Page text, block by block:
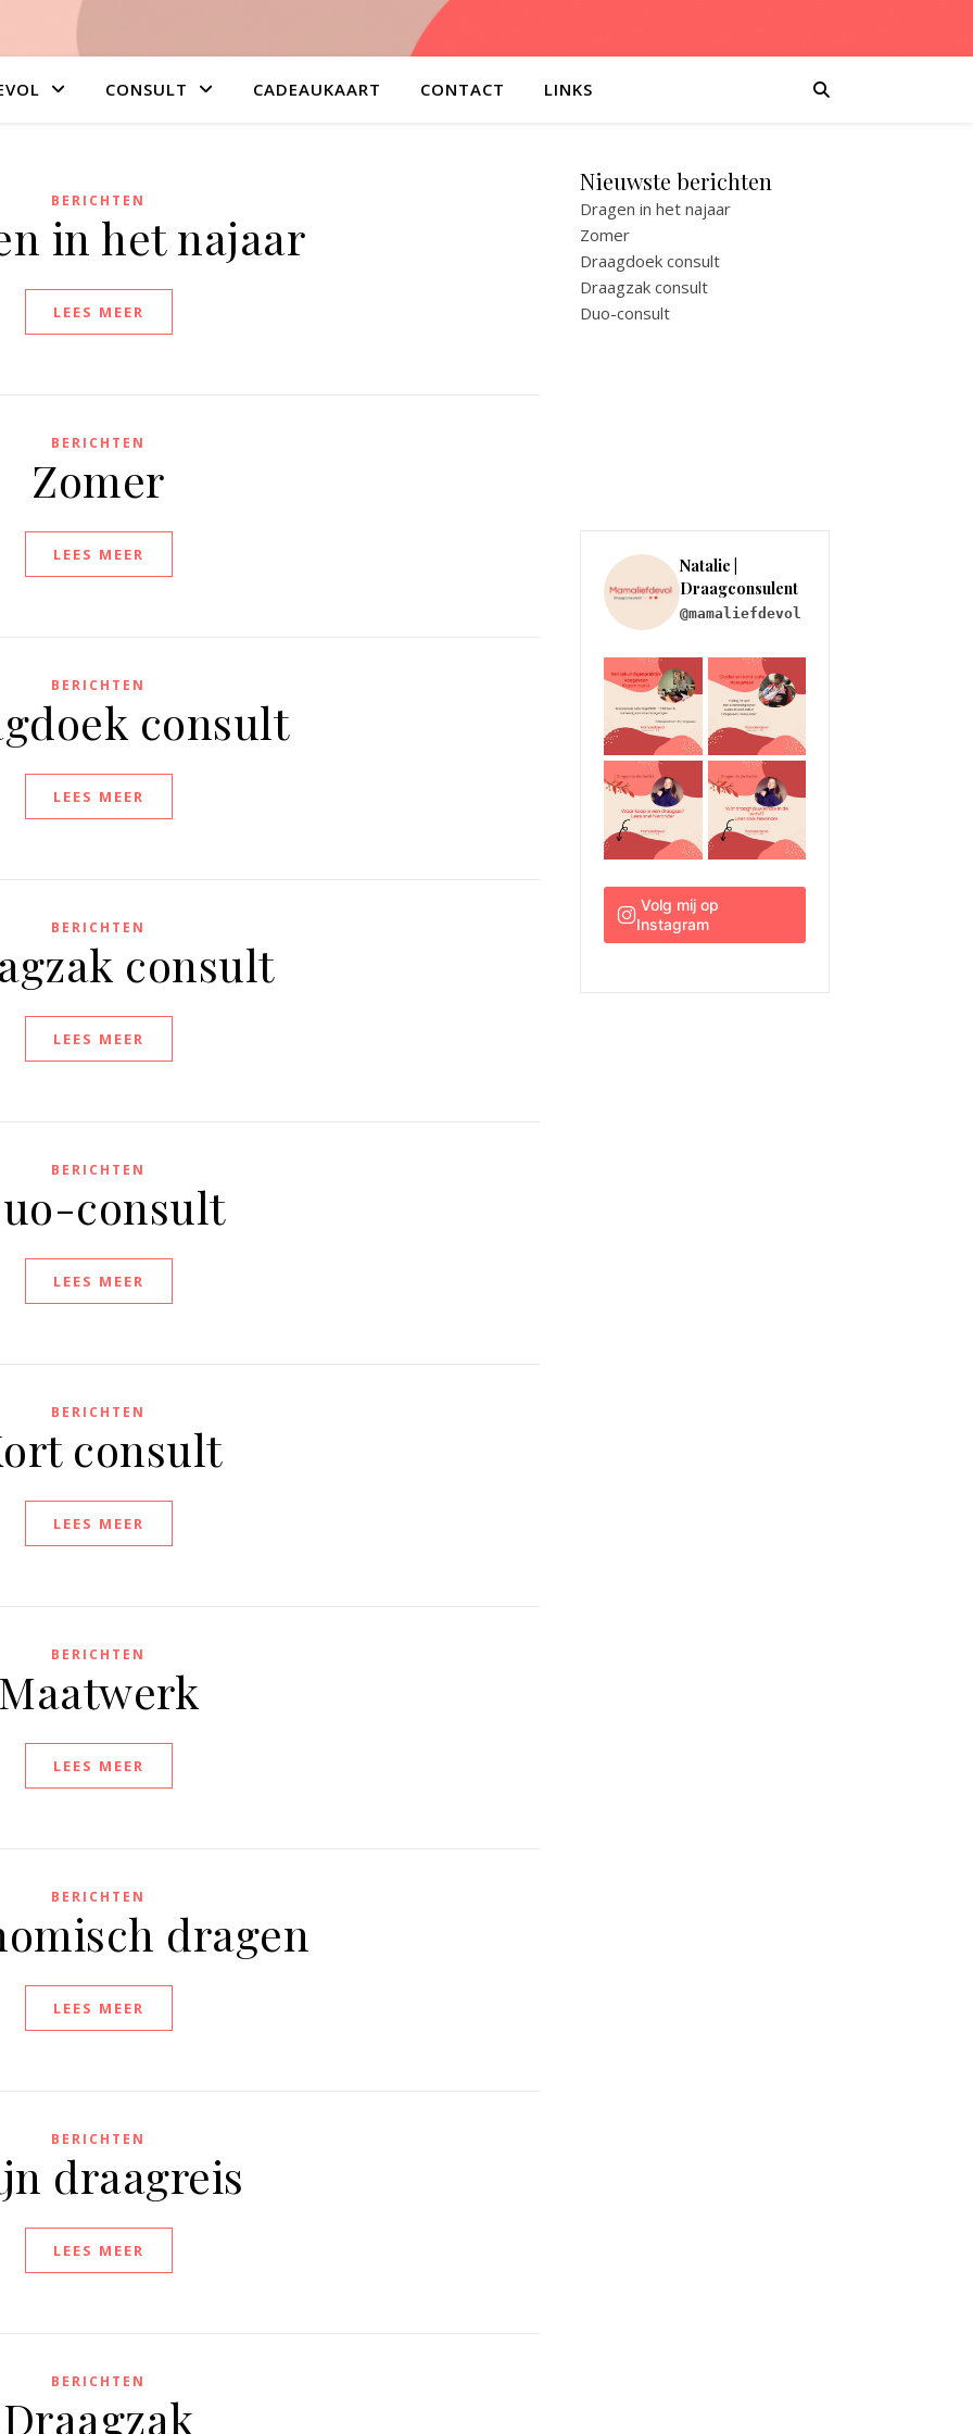
CONSULT CADEAUKAART CONTACT LINKS
BERICHTEN
in het najaar
LEES MEER
BERICHTEN
Zomer
LEES MEER
BERICHTEN
consult
LEES MEER
BERICHTEN
consult
LEES MEER
BERICHTEN
consult
LEES MEER
BERICHTEN
consult
LEES MEER
BERICHTEN
LEES MEER
BERICHTEN
dragen
LEES MEER
BERICHTEN
draagreis
LEES MEER
BERICHTEN
Draagzak
Nieuwste berichten
Dragen in het najaar
Zomer
Draagdoek consult
Draagzak consult
Duo-consult
Natalie |
Draagconsulent
@mamaliefdevol
Instagram